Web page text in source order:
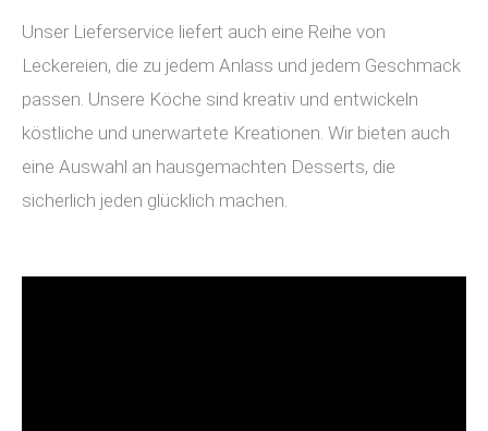
Unser Lieferservice liefert auch eine Reihe von
Leckereien, die zu jedem Anlass und jedem Geschmack
passen. Unsere Köche sind kreativ und entwickeln
köstliche und unerwartete Kreationen. Wir bieten auch
eine Auswahl an hausgemachten Desserts, die
sicherlich jeden glücklich machen.